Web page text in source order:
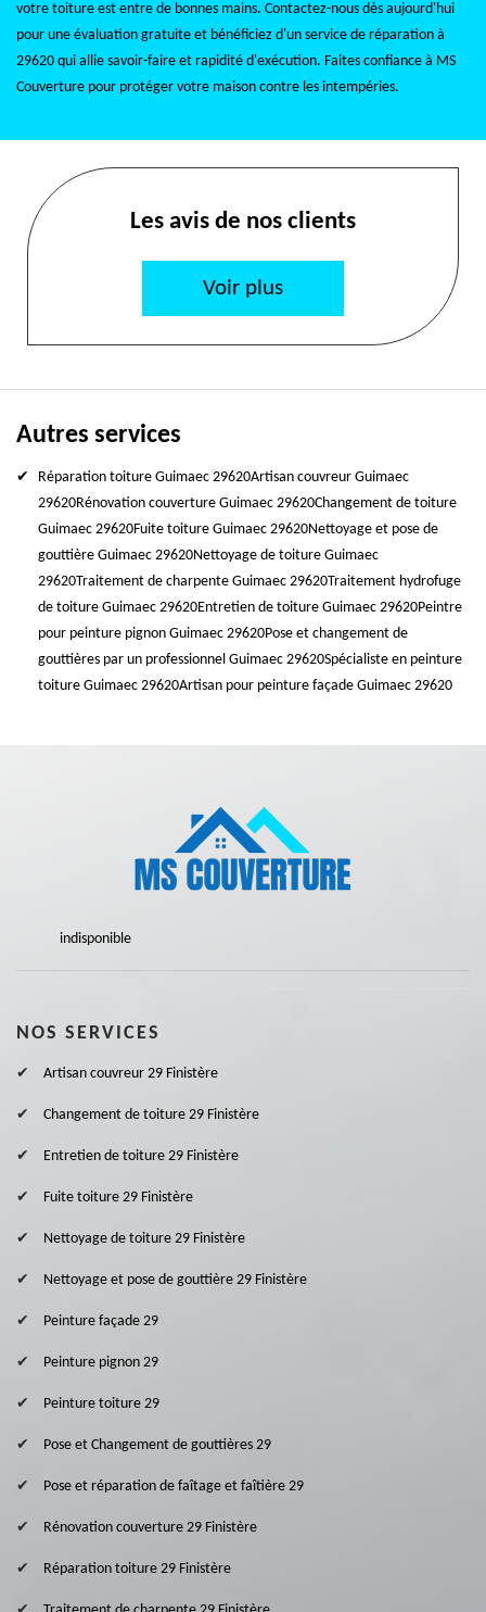
votre toiture est entre de bonnes mains. Contactez-nous dès aujourd'hui
pour une évaluation gratuite et bénéficiez d'un service de réparation à
29620 qui allie savoir-faire et rapidité d'exécution. Faites confiance à MS
Couverture pour protéger votre maison contre les intempéries.
Les avis de nos clients
Voir plus
Autres services
Réparation toiture Guimaec 29620Artisan couvreur Guimaec
29620Rénovation couverture Guimaec 29620Changement de toiture
Guimaec 29620Fuite toiture Guimaec 29620Nettoyage et pose de
gouttière Guimaec 29620Nettoyage de toiture Guimaec
29620Traitement de charpente Guimaec 29620Traitement hydrofuge
de toiture Guimaec 29620Entretien de toiture Guimaec 29620Peintre
pour peinture pignon Guimaec 29620Pose et changement de
gouttières par un professionnel Guimaec 29620Spécialiste en peinture
toiture Guimaec 29620Artisan pour peinture façade Guimaec 29620
indisponible
NOS SERVICES
Artisan couvreur 29 Finistère
Changement de toiture 29 Finistère
Entretien de toiture 29 Finistère
Fuite toiture 29 Finistère
Nettoyage de toiture 29 Finistère
Nettoyage et pose de gouttière 29 Finistère
Peinture façade 29
Peinture pignon 29
Peinture toiture 29
Pose et Changement de gouttières 29
Pose et réparation de faîtage et faîtière 29
Rénovation couverture 29 Finistère
Réparation toiture 29 Finistère